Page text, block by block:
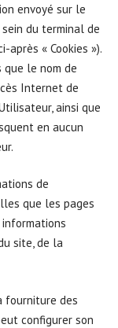
envoyé sur le
du terminal de
après « Cookies »).
le nom de
Internet de
ainsi que
en aucun
de
que les pages
site, de la
fourniture des
configurer son